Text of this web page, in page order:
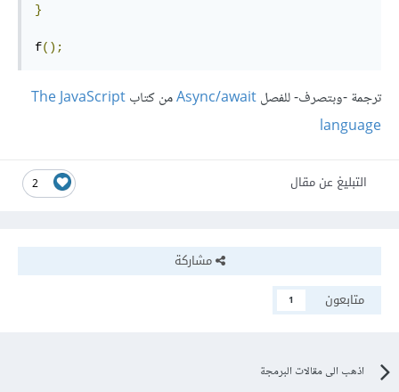
}
f();
ترجمة -وبتصرف- للفصلAsync/awaitمن كتابThe JavaScript
language
2 التبليغ عن مقال
مشاركة
متابعون
1
اذهب الى مقالات البرمجة